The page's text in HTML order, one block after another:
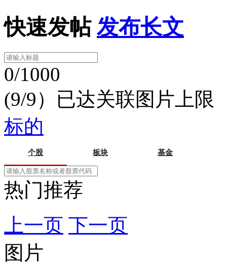
快速发帖 发布长文
0/1000
(9/9）已达关联图片上限
标的
个股 板块 基金
热门推荐
上一页 下一页
图片